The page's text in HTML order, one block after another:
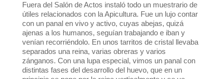
Fuera del Salón de Actos instaló todo un muestrario de
útiles relacionados con la Apicultura. Fue un lujo contar
con un panal en vivo y activo, cuyas abejas, quizá
ajenas a los humanos, seguían trabajando e iban y
venían recorriéndolo. En unos tarritos de cristal llevaba
separados una reina, varias obreras y varios
zánganos. Con una lupa especial, vimos un panal con
distintas fases del desarrollo del huevo, que en un